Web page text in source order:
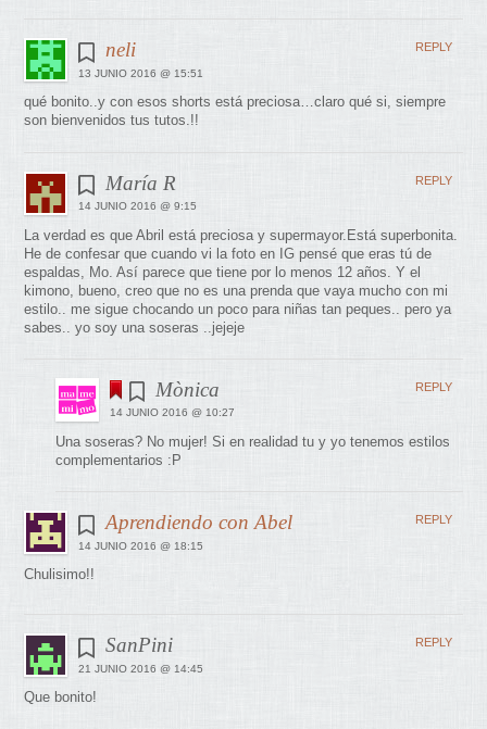
neli
13 JUNIO 2016 @ 15:51
qué bonito..y con esos shorts está preciosa…claro qué si, siempre
son bienvenidos tus tutos.!!
REPLY
María R
14 JUNIO 2016 @ 9:15
La verdad es que Abril está preciosa y supermayor.Está superbonita.
He de confesar que cuando vi la foto en IG pensé que eras tú de
espaldas, Mo. Así parece que tiene por lo menos 12 años. Y el
kimono, bueno, creo que no es una prenda que vaya mucho con mi
estilo.. me sigue chocando un poco para niñas tan peques.. pero ya
sabes.. yo soy una soseras ..jejeje
REPLY
Mònica
14 JUNIO 2016 @ 10:27
Una soseras? No mujer! Si en realidad tu y yo tenemos estilos
complementarios :P
REPLY
Aprendiendo con Abel
14 JUNIO 2016 @ 18:15
Chulisimo!!
REPLY
SanPini
21 JUNIO 2016 @ 14:45
Que bonito!
REPLY